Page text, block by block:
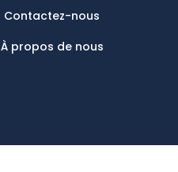
Contactez-nous
À propos de nous